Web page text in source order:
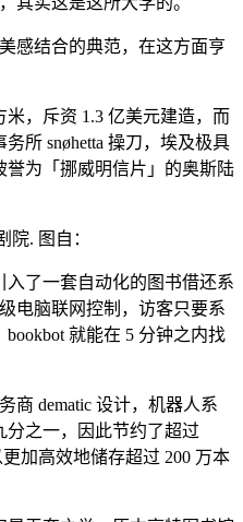
感结合的典范，在这方面亨
米，斥资 1.3 亿美元建造，而
所 snøhetta 操刀，埃及极具
为「挪威明信片」的奥斯陆
院. 图自：
了一套自动化的图书借还系
电脑联网控制，访客只要系
就能在 5 分钟之内找
商 dematic 设计，机器人系
之一，因此节约了超过
加高效地储存超过 200 万本